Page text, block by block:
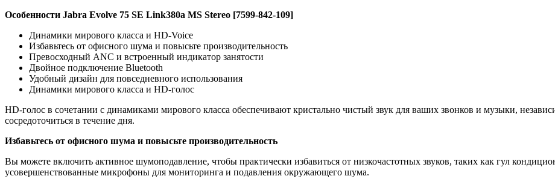
Особенности Jabra Evolve 75 SE Link380a MS Stereo [7599-842-109]
Динамики мирового класса и HD-Voice
Избавьтесь от офисного шума и повысьте производительность
Превосходный ANC и встроенный индикатор занятости
Двойное подключение Bluetooth
Удобный дизайн для повседневного использования
Динамики мирового класса и HD-голос
HD-голос в сочетании с динамиками мирового класса обеспечивают кристально чистый звук для ваших звонков и музыки,
сосредоточиться в течение дня.
Избавьтесь от офисного шума и повысьте производительность
Вы можете включить активное шумоподавление, чтобы практически избавиться от низкочастотных звуков, таких как гул
усовершенствованные микрофоны для мониторинга и подавления окружающего шума.